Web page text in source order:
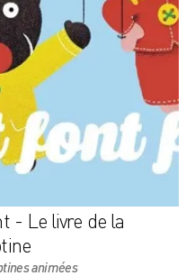
- Le livre de la
animées